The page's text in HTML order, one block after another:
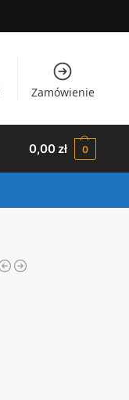
Zamówienie
0,00zł 0